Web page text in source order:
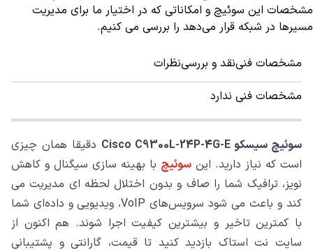
مشخصات این سوئیچ و امکاناتی که در اختیار ما برای مدیریت
مسیرها در شبکه قرار می‌دهد را بررسی می کنیم.
مشخصات فنینقد و بررسینظرات
مشخصات فنی ندارد
سوئیچ سیسکو Cisco C9300L-24P-4G-E
دقیقا همان چیزی
است که نیاز دارید. این سوئیچ با بهینه‌ سازی سیگنال و کاهش
نویز، ترافیک شما را صاف و بدون اختلال لحظه ‌ای مدیریت می
‌کند و باعث می ‌شود سرویس‌های VoIP، ویدیویی و داده‌ای شما
با کمترین تاخیر و بیشترین کیفیت اجرا شوند. هم‌ اکنون از
سایت نت استاک بازدید کنید تا قیمت، گارانتی و پشتیبانی